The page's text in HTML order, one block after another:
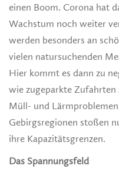
einen Boom. Corona hat
Wachstum noch weiter
werden besonders an
vielen natursuchenden
Hier kommt es dann zu
wie zugeparkte Zufahrten
Müll- und
Gebirgsregionen stoßen
ihre Kapazitätsgrenzen.
Das Spannungsfeld